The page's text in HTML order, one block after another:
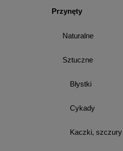
Przynęty
Naturalne
Sztuczne
Błystki
Cykady
Kaczki, szczury